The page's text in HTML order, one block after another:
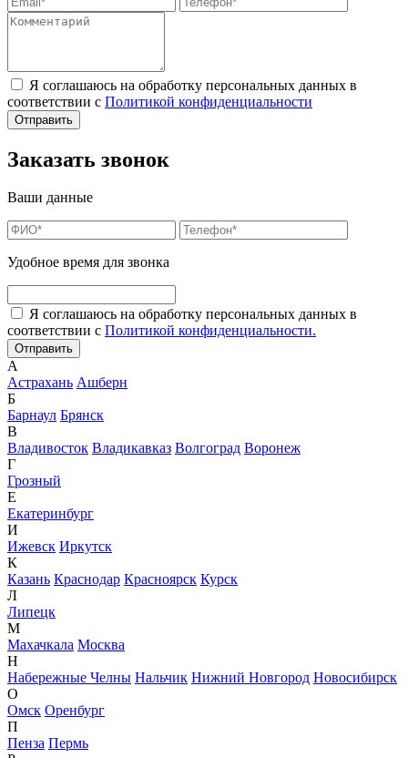
Я соглашаюсь на обработку персональных данных в
соответствии с Политикой конфиденциальности
Заказать звонок
Ваши данные
Удобное время для звонка
Я соглашаюсь на обработку персональных данных в
соответствии с Политикой конфиденциальности.
А
Астрахань Ашберн
Б
Барнаул Брянск
В
Владивосток Владикавказ Волгоград Воронеж
Г
Грозный
Е
Екатеринбург
И
Ижевск Иркутск
К
Казань Краснодар Красноярск Курск
Л
Липецк
М
Махачкала Москва
Н
Набережные Челны Нальчик Нижний Новгород Новосибирск
О
Омск Оренбург
П
Пенза Пермь